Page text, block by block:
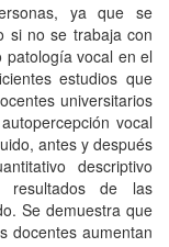
ya que se
si no se trabaja con
vocal en el
estudios que
universitarios
vocal
antes y después
descriptivo
resultados de las
Se demuestra que
docentes aumentan